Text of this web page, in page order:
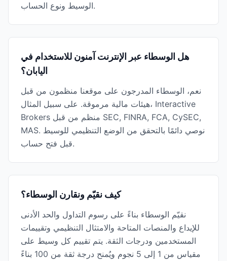
الوسيط ونوع الحساب.
هل الوسطاء عبر الإنترنت آمنون للاستخدام في
اليابان؟
نعم، الوسطاء المدرجون على موقعنا منظمون من قبل
هيئات مالية مرموقة. على سبيل المثال، Interactive
Brokers منظم من قبل SEC, FINRA, FCA, CySEC,
MAS. نوصي دائمًا بالتحقق من الوضع التنظيمي للوسيط
قبل فتح حساب.
كيف نقيّم ونقارن الوسطاء؟
نقيّم الوسطاء بناءً على رسوم التداول والحد الأدنى
للإيداع والمنصات المتاحة والامتثال التنظيمي وتقييمات
المستخدمين ودرجات الثقة. يتم تقييم كل وسيط على
مقياس من 1 إلى 5 نجوم ويُمنح درجة ثقة من 100 بناءً